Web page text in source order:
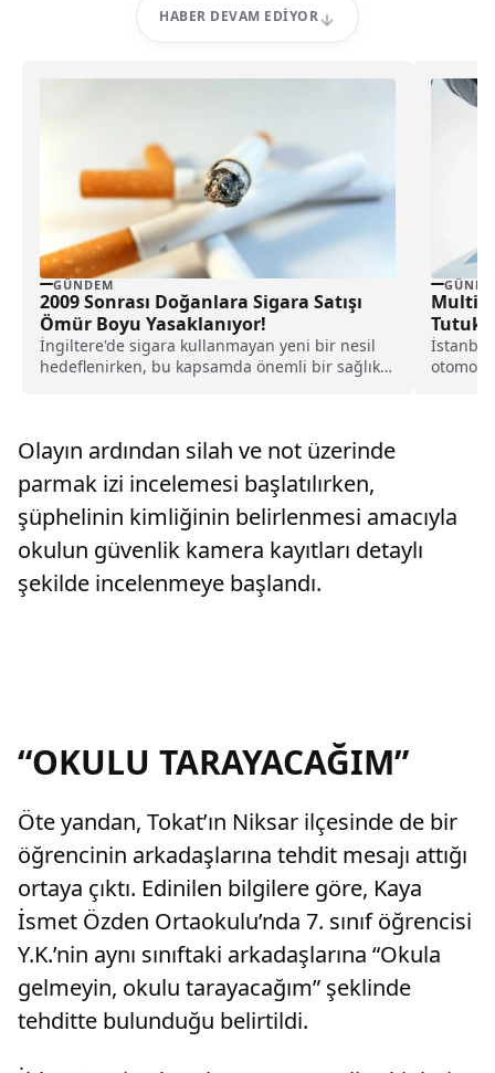
HABER DEVAM EDIYOR
GÜNDEM
2009 Sonrası Doğanlara Sigara Satışı
Ömür Boyu Yasaklanıyor!
İngiltere'de sigara kullanmayan yeni bir nesil
hedeflenirken, bu kapsamda önemli bir sağlık
Olayın ardından silah ve not üzerinde
parmak izi incelemesi başlatılırken,
şüphelinin kimliğinin belirlenmesi amacıyla
okulun güvenlik kamera kayıtları detaylı
şekilde incelenmeye başlandı.
“OKULU TARAYACAĞIM”
Öte yandan, Tokat’ın Niksar ilçesinde de bir
öğrencinin arkadaşlarına tehdit mesajı attığı
ortaya çıktı. Edinilen bilgilere göre, Kaya
İsmet Özden Ortaokulu’nda 7. sınıf öğrencisi
Y.K.’nin aynı sınıftaki arkadaşlarına “Okula
gelmeyin, okulu tarayacağım” şeklinde
tehditte bulunduğu belirtildi.